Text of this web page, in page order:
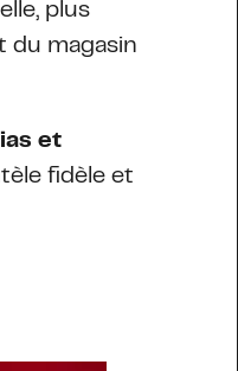
plus
du magasin
et
fidèle et